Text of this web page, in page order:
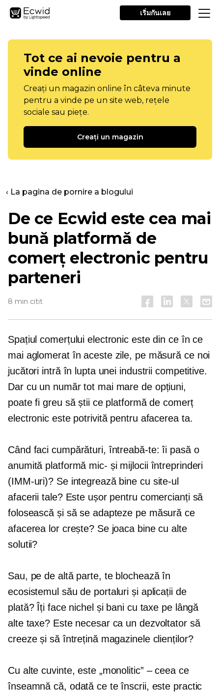
เริ่มกันเลย
Tot ce ai nevoie pentru a
vinde online
Creați un magazin online în câteva minute
pentru a vinde pe un site web, rețele
sociale sau piețe.
Creați un magazin
‹ La pagina de pornire a blogului
De ce Ecwid este cea mai
bună platformă de
comerț electronic pentru
parteneri
8 min citit
Spațiul comerțului electronic este din ce în ce
mai aglomerat în aceste zile, pe măsură ce noi
jucători intră în lupta unei industrii competitive.
Dar cu un număr tot mai mare de opțiuni,
poate fi greu să știi ce platformă de comerț
electronic este potrivită pentru afacerea ta.
Când faci cumpărături, întreabă-te: îi pasă o
anumită platformă mic- și mijlociiîntreprinderi
(IMM-uri)? Se integrează bine cu site-ul
afacerii tale? Este ușor pentru comercianți să
folosească și să se adapteze pe măsură ce
afacerea lor crește? Se joaca bine cu alte
solutii?
Sau, pe de altă parte, te blochează în
ecosistemul său de portaluri și aplicații de
plată? Îți face nichel și bani cu taxe pe lângă
alte taxe? Este necesar ca un dezvoltator să
creeze și să întrețină magazinele clienților?
Cu alte cuvinte, este „monolitic” – ceea ce
înseamnă că, odată ce te înscrii, este practic